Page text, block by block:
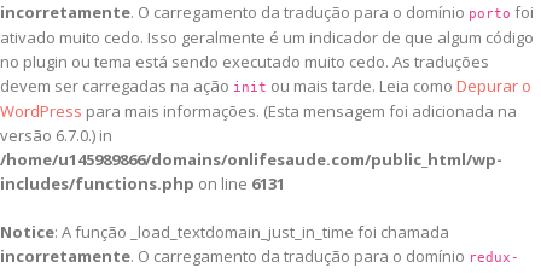
incorretamente. O carregamento da tradução para o domínio porto foi
ativado muito cedo. Isso geralmente é um indicador de que algum código
no plugin ou tema está sendo executado muito cedo. As traduções
devem ser carregadas na ação init ou mais tarde. Leia como Depurar o
WordPress para mais informações. (Esta mensagem foi adicionada na
versão 6.7.0.) in
/home/u145989866/domains/onlifesaude.com/public_html/wp-
includes/functions.php on line 6131
Notice: A função _load_textdomain_just_in_time foi chamada
incorretamente. O carregamento da tradução para o domínio redux-